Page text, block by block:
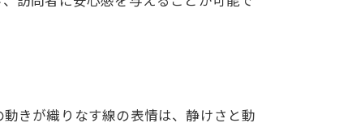
きが織りなす線の表情は、静けさと動